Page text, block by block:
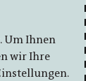
Um Ihnen
wir Ihre